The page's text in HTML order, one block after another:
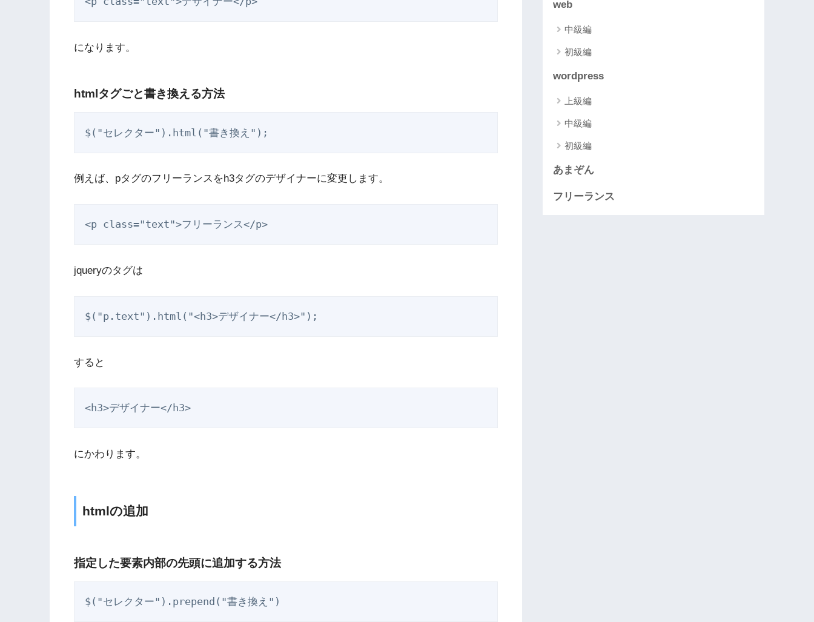
になります。
htmlタグごと書き換える方法
$("セレクター").html("書き換え");
例えば、pタグのフリーランスをh3タグのデザイナーに変更します。
<p class="text">フリーランス</p>
jqueryのタグは
$("p.text").html("<h3>デザイナー</h3>");
すると
<h3>デザイナー</h3>
にかわります。
htmlの追加
指定した要素内部の先頭に追加する方法
$("セレクター").prepend("書き換え")
web
中級編
初級編
wordpress
上級編
中級編
初級編
あまぞん
フリーランス